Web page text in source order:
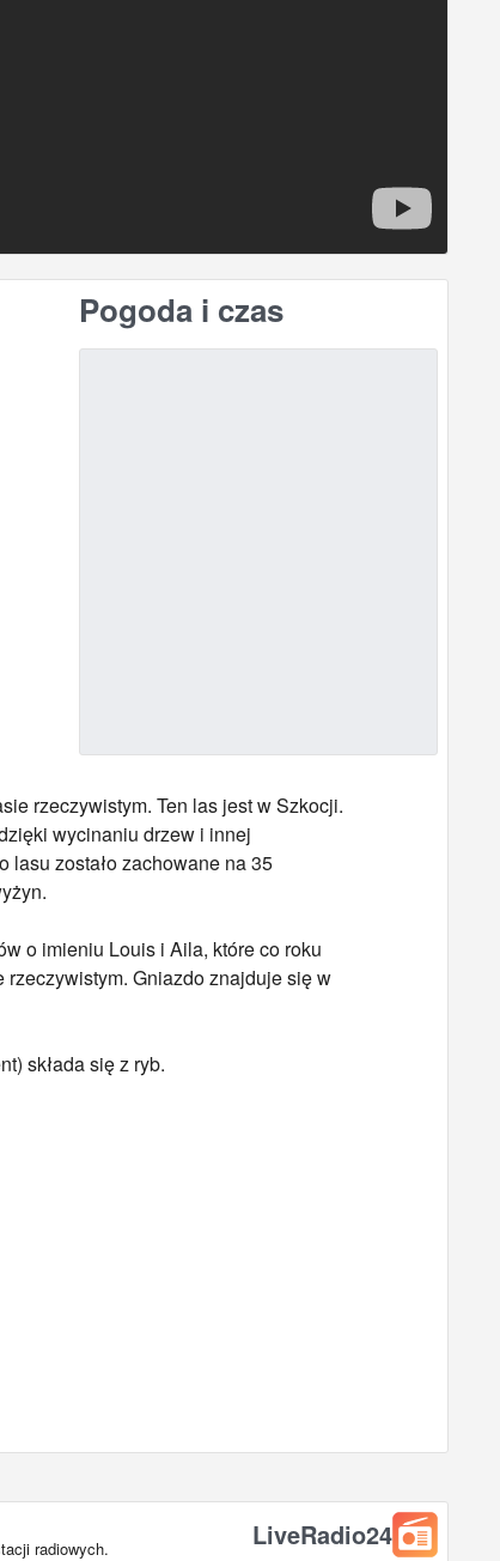
Pogoda i czas
rzeczywistym. Ten las jest w Szkocji.
wycinaniu drzew i innej
lasu zostało zachowane na 35
o imieniu Louis i Aila, które co roku
Gniazdo znajduje się w
składa się z ryb.
radiowych. LiveRadio24